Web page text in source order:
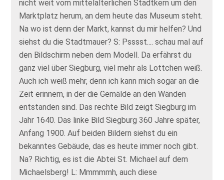
nicht weit vom mittelalterlichen Stadtkern um den
Marktplatz herum, an dem heute das Museum steht.
Na wo ist denn der Markt, kannst du mir helfen? Und
siehst du die Stadtmauer? S: Psssst.... schau mal auf
den Bildschirm neben dem Modell. Da erfährst du
ganz viel über Siegburg, viel mehr als Lottchen weiß.
Auch ich weiß mehr, denn ich kann mich sogar an die
Zeit erinnern, in der die Gemälde an den Wänden
entstanden sind. Das rechte Bild zeigt Siegburg im
Jahr 1640. Das linke Bild Siegburg 360 Jahre später,
Anfang 1900. Auf beiden Bildern siehst du ein
bekanntes Gebäude, das es heute immer noch gibt.
Na? Richtig, es ist die Abtei St. Michael auf dem
Michaelsberg! L: Mmmmmh, auch diese